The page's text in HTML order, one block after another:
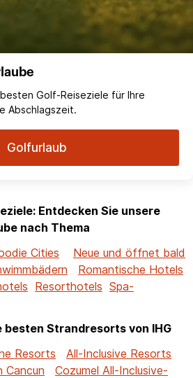
Golf-Reiseziele für Ihre
Abschlagszeit.
Golfurlaub
Entdecken Sie unsere
nach Thema
Cities
Neue und öffnet bald
Romantische Hotels
Resorthotels Spa-
besten Strandresorts von IHG
Resorts
All-Inclusive Resorts
Cancun
Cozumel All-Inclusive-